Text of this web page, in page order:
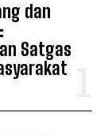
dan
Satgas